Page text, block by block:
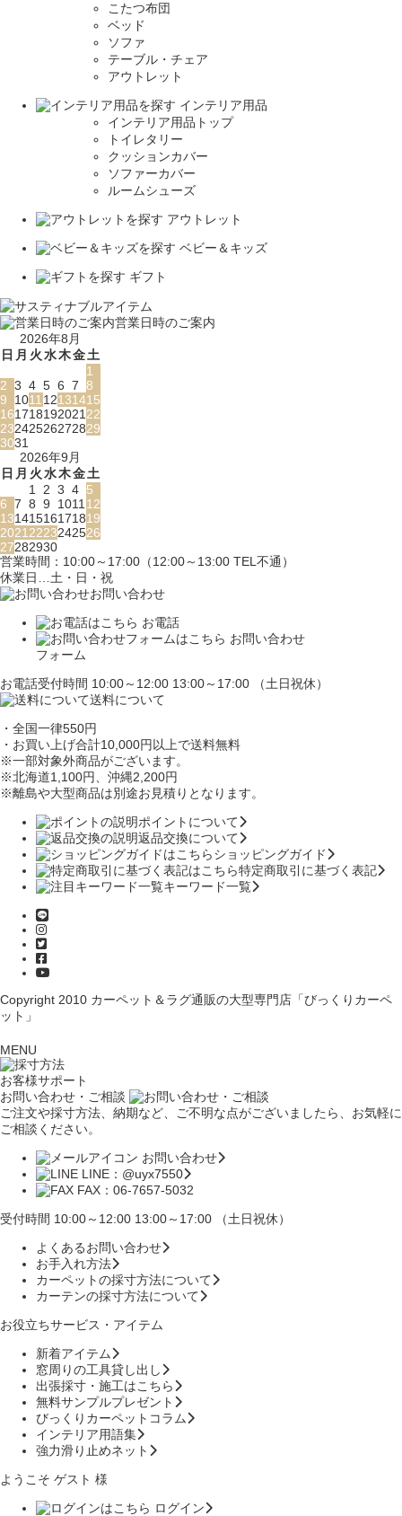
こたつ布団
ベッド
ソファ
テーブル・チェア
アウトレット
インテリア用品
インテリア用品トップ
トイレタリー
クッションカバー
ソファーカバー
ルームシューズ
アウトレット
ベビー＆キッズ
ギフト
営業日時のご案内
2026年8月
日 月 火水木金土
1
2 3 4 5 6 7 8
9
1011 12131415
161718192021 22
23242526272829
3031
2026年9月
日 月 火水木金土
1
2 3 4 5
6 7 8 9 1011 12
13141516171819
2021 2223242526
27282930
営業時間：10:00～17:00（12:00～13:00 TEL不通）
休業日…土・日・祝
お問い合わせ
お電話
お問い合わせ
フォーム
お電話受付時間 10:00～12:00 13:00～17:00 （土日祝休）
送料について
・全国一律550円
・お買い上げ合計10,000円 以上で送料無料
※一部対象外商品がございます。
※北海道1,100円
、沖縄2,200円
※離島や大型商品は別途お見積りとなります。
ポイントについて
返品交換について
ショッピングガイド
特定商取引に基づく表記
キーワード一覧
Copyright 2010 カーペット＆ラグ通販の大型専門店「びっくりカーペ
ット」
MENU
お客様サポート
お問い合わせ・ご相談
ご注文や採寸方法、納期など、ご不明な点がございましたら、お気軽に
ご相談ください。
お問い合わせ
LINE：@uyx7550
FAX：06-7657-5032
受付時間 10:00～12:00 13:00～17:00 （土日祝休）
よくあるお問い合わせ
お手入れ方法
カーペットの採寸方法について
カーテンの採寸方法について
お役立ちサービス・アイテム
新着アイテム
窓周りの工具貸し出し
出張採寸・施工はこちら
無料サンプルプレゼント
びっくりカーペットコラム
インテリア用語集
強力滑り止めネット
ようこそ ゲスト 様
ログイン